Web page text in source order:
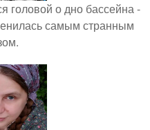
головой о дно бассейна -
самым странным